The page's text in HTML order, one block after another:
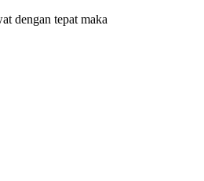
dengan tepat maka